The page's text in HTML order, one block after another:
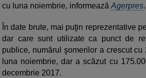
cu luna noiembrie, informează Agerpres.
În date brute, mai puţin reprezentative
dar care sunt utilizate ca punct de
publice, numărul şomerilor a crescut cu
luna noiembrie, dar a scăzut cu
decembrie 2017.